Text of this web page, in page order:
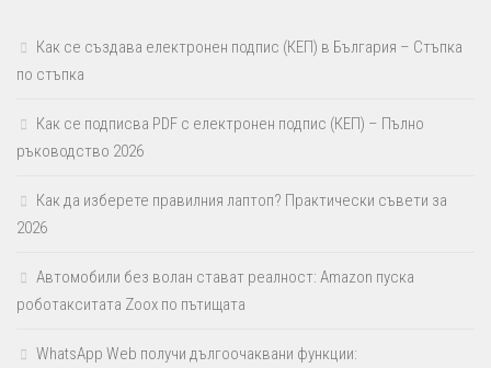
Как се създава електронен подпис (КЕП) в България – Стъпка
по стъпка
Как се подписва PDF с електронен подпис (КЕП) – Пълно
ръководство 2026
Как да изберете правилния лаптоп? Практически съвети за
2026
Автомобили без волан стават реалност: Amazon пуска
роботакситата Zoox по пътищата
WhatsApp Web получи дългоочаквани функции: